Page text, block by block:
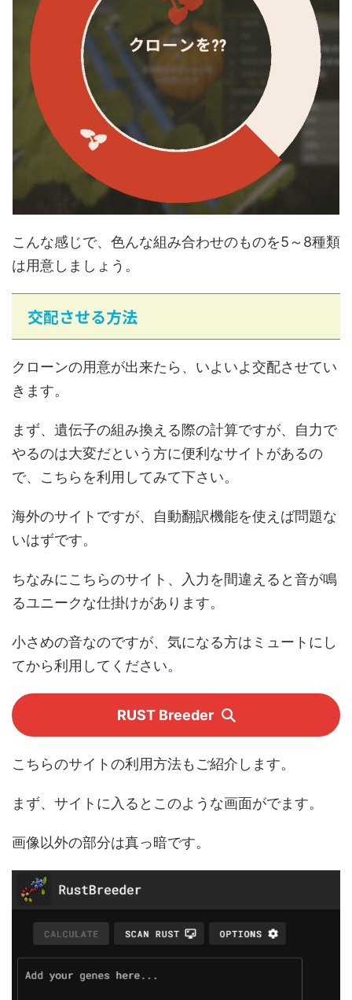
こんな感じで、色んな組み合わせのものを5～8種類
は用意しましょう。
交配させる方法
クローンの用意が出来たら、いよいよ交配させてい
きます。
まず、遺伝子の組み換える際の計算ですが、自力で
やるのは大変だという方に便利なサイトがあるの
で、こちらを利用してみて下さい。
海外のサイトですが、自動翻訳機能を使えば問題な
いはずです。
ちなみにこちらのサイト、入力を間違えると音が鳴
るユニークな仕掛けがあります。
小さめの音なのですが、気になる方はミュートにし
てから利用してください。
RUST Breeder
こちらのサイトの利用方法もご紹介します。
まず、サイトに入るとこのような画面がでます。
画像以外の部分は真っ暗です。